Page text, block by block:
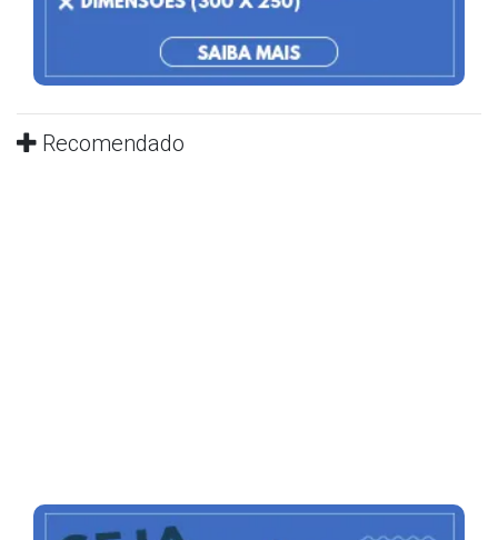
Recomendado